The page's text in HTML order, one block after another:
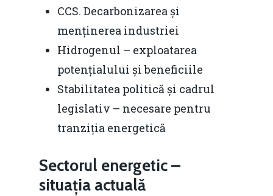
CCS. Decarbonizarea și
menținerea industriei
Hidrogenul – exploatarea
potențialului și beneficiile
Stabilitatea politică și cadrul
legislativ – necesare pentru
tranziția energetică
Sectorul energetic –
situația actuală